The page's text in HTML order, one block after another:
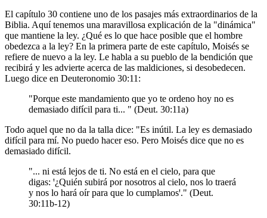
El capítulo 30 contiene uno de los pasajes más extraordinarios de la
Biblia. Aquí tenemos una maravillosa explicación de la "dinámica"
que mantiene la ley. ¿Qué es lo que hace posible que el hombre
obedezca a la ley? En la primera parte de este capítulo, Moisés se
refiere de nuevo a la ley. Le habla a su pueblo de la bendición que
recibirá y les advierte acerca de las maldiciones, si desobedecen.
Luego dice en Deuteronomio 30:11:
"Porque este mandamiento que yo te ordeno hoy no es
demasiado difícil para ti... " (Deut. 30:11a)
Todo aquel que no da la talla dice: "Es inútil. La ley es demasiado
difícil para mí. No puedo hacer eso. Pero Moisés dice que no es
demasiado difícil.
"... ni está lejos de ti. No está en el cielo, para que
digas: ꞌ¿Quién subirá por nosotros al cielo, nos lo traerá
y nos lo hará oír para que lo cumplamosꞌ." (Deut.
30:11b-12)